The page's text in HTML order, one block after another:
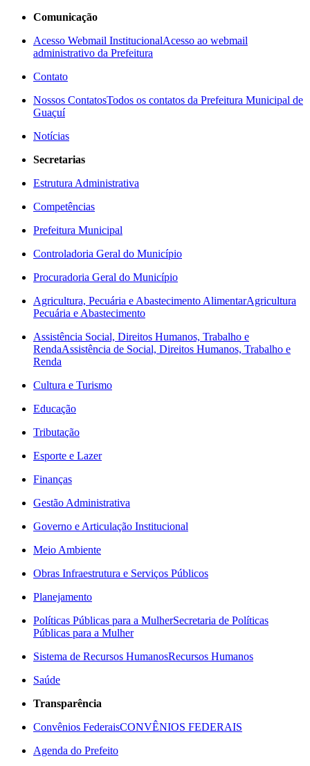
Comunicação
Acesso Webmail InstitucionalAcesso ao webmail
administrativo da Prefeitura
Contato
Nossos ContatosTodos os contatos da Prefeitura Municipal de
Guaçuí
Notícias
Secretarias
Estrutura Administrativa
Competências
Prefeitura Municipal
Controladoria Geral do Município
Procuradoria Geral do Município
Agricultura, Pecuária e Abastecimento AlimentarAgricultura
Pecuária e Abastecimento
Assistência Social, Direitos Humanos, Trabalho e
RendaAssistência de Social, Direitos Humanos, Trabalho e
Renda
Cultura e Turismo
Educação
Tributação
Esporte e Lazer
Finanças
Gestão Administrativa
Governo e Articulação Institucional
Meio Ambiente
Obras Infraestrutura e Serviços Públicos
Planejamento
Políticas Públicas para a MulherSecretaria de Políticas
Públicas para a Mulher
Sistema de Recursos HumanosRecursos Humanos
Saúde
Transparência
Convênios FederaisCONVÊNIOS FEDERAIS
Agenda do Prefeito